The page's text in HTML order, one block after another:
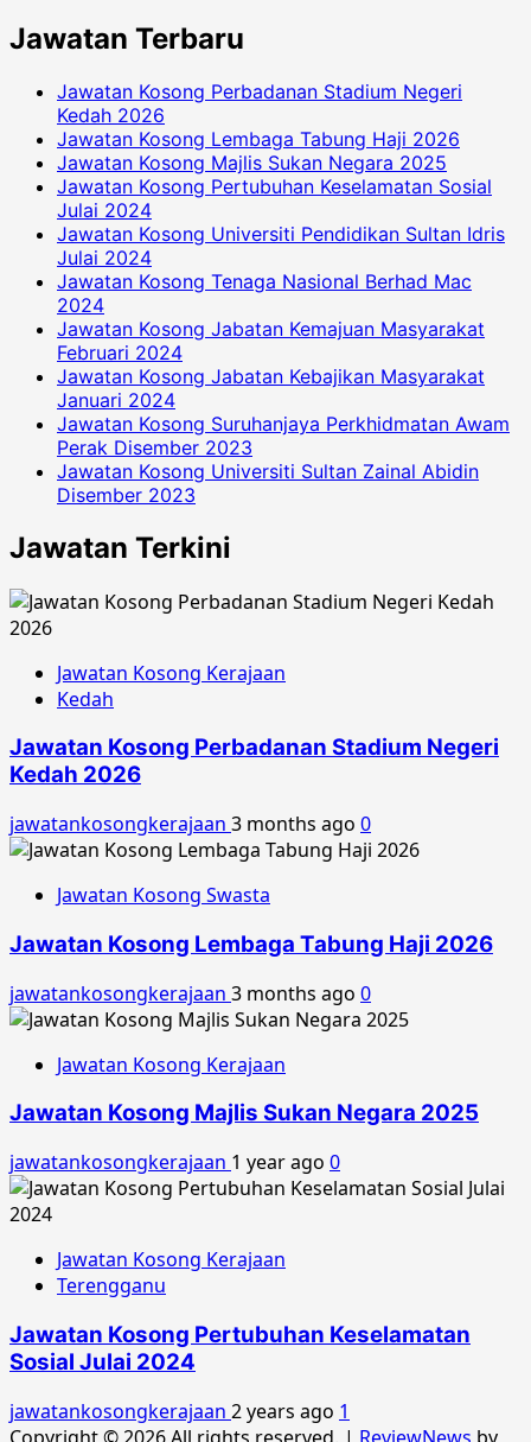
Jawatan Terbaru
Jawatan Kosong Perbadanan Stadium Negeri
Kedah 2026
Jawatan Kosong Lembaga Tabung Haji 2026
Jawatan Kosong Majlis Sukan Negara 2025
Jawatan Kosong Pertubuhan Keselamatan Sosial
Julai 2024
Jawatan Kosong Universiti Pendidikan Sultan Idris
Julai 2024
Jawatan Kosong Tenaga Nasional Berhad Mac
2024
Jawatan Kosong Jabatan Kemajuan Masyarakat
Februari 2024
Jawatan Kosong Jabatan Kebajikan Masyarakat
Januari 2024
Jawatan Kosong Suruhanjaya Perkhidmatan Awam
Perak Disember 2023
Jawatan Kosong Universiti Sultan Zainal Abidin
Disember 2023
Jawatan Terkini
Jawatan Kosong Kerajaan
Kedah
Jawatan Kosong Perbadanan Stadium Negeri
Kedah 2026
jawatankosongkerajaan 3 months ago 0
Jawatan Kosong Swasta
Jawatan Kosong Lembaga Tabung Haji 2026
jawatankosongkerajaan 3 months ago 0
Jawatan Kosong Kerajaan
Jawatan Kosong Majlis Sukan Negara 2025
jawatankosongkerajaan 1 year ago 0
Jawatan Kosong Kerajaan
Terengganu
Jawatan Kosong Pertubuhan Keselamatan
Sosial Julai 2024
jawatankosongkerajaan 2 years ago 1
Copyright © 2026 All rights reserved. | ReviewNews by